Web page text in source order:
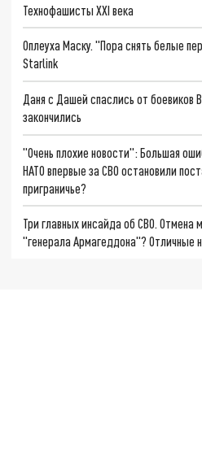
Технофашисты XXI века
Оплеуха Маску. "Пора снять белые
Starlink
Даня с Дашей спаслись от боевиков
закончились
"Очень плохие новости": Большая
НАТО впервые за СВО остановили
приграничье?
Три главных инсайда об СВО. Отмена
"генерала Армагеддона"? Отличные